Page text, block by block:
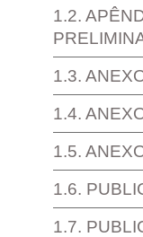
1.2.
1.3.
1.4.
1.5.
1.6.
1.7.